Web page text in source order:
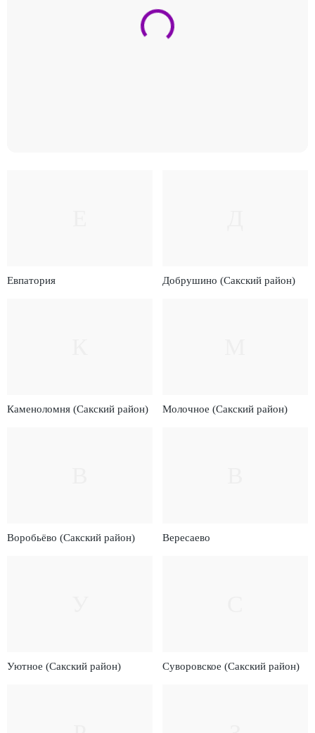
Евпатория Добрушино (Сакский район)
Каменоломня (Сакский район) Молочное (Сакский район)
Воробьёво (Сакский район) Вересаево
Уютное (Сакский район) Суворовское (Сакский район)